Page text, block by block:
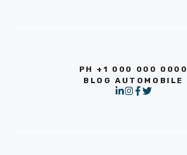
PH +1 000 000 0000
BLOG AUTOMOBILE